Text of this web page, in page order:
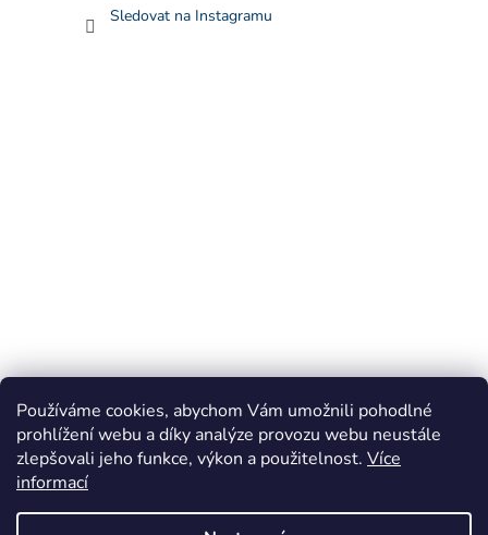
Používáme cookies, abychom Vám umožnili pohodlné
prohlížení webu a díky analýze provozu webu neustále
zlepšovali jeho funkce, výkon a použitelnost. Více
informací
Sledovat na Instagramu
Carsonoptical.cz Digiphot.cz Levnelupy.cz